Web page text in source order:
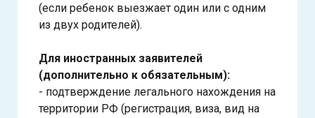
(если ребенок выезжает один или с одним
из двух родителей).
Для иностранных заявителей
(дополнительно к обязательным):
- подтверждение легального нахождения на
территории РФ (регистрация, виза, вид на